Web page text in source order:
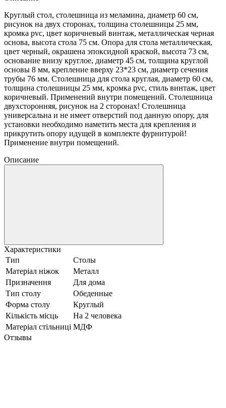
Круглый стол, столешница из меламина, диаметр 60 см,
рисунок на двух сторонах, толщина столешницы 25 мм,
кромка pvc, цвет коричневый винтаж, металлическая черная
основа, высота стола 75 см. Опора для стола металлическая,
цвет черный, окрашена эпоксидной краской, высота 73 см,
основание внизу круглое, диаметр 45 см, толщина круглой
основы 8 мм, крепление вверху 23*23 см, диаметр сечения
трубы 76 мм. Столешница для стола круглая, диаметр 60 см,
толщина столешницы 25 мм, кромка pvc, стиль винтаж, цвет
коричневый. Применений внутри помещений. Столешница
двухсторонняя, рисунок на 2 сторонах! Столешница
универсальна и не имеет отверстий под данную опору, для
установки необходимо наметить места для крепления и
прикрутить опору идущей в комплекте фурнитурой!
Применение внутри помещений.
Описание
Характеристики
Тип
Столы
Матеріал ніжок
Металл
Призначення
Для дома
Тип столу
Обеденные
Форма столу
Круглый
Кількість місць
На 2 человека
Матеріал стільниці МДФ
Отзывы